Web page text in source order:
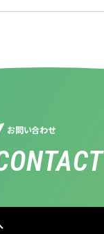
お問い合わせ